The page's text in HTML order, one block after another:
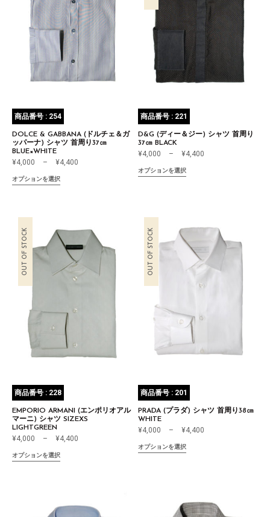
商品番号 : 254
DOLCE & GABBANA (ドルチェ＆ガ
ッパーナ) シャツ 首周り37㎝
BLUE×WHITE
¥4,000 – ¥4,400
オプションを選択
商品番号 : 221
D&G (ディー＆ジー) シャツ 首周り
37㎝ BLACK
¥4,000 – ¥4,400
オプションを選択
OUT OF STOCK
商品番号 : 228
EMPORIO ARMANI (エンポリオアル
マーニ) シャツ SIZEXS
LIGHTGREEN
¥4,000 – ¥4,400
オプションを選択
OUT OF STOCK
商品番号 : 201
PRADA (プラダ) シャツ 首周り38㎝
WHITE
¥4,000 – ¥4,400
オプションを選択